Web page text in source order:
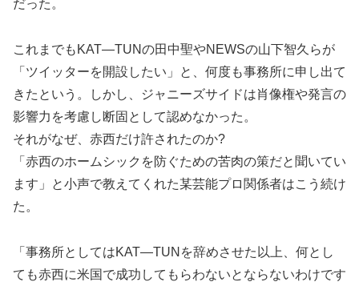
だった。
これまでもKAT―TUNの田中聖やNEWSの山下智久らが
「ツイッターを開設したい」と、何度も事務所に申し出て
きたという。しかし、ジャニーズサイドは肖像権や発言の
影響力を考慮し断固として認めなかった。
それがなぜ、赤西だけ許されたのか?
「赤西のホームシックを防ぐための苦肉の策だと聞いてい
ます」と小声で教えてくれた某芸能プロ関係者はこう続け
た。
「事務所としてはKAT―TUNを辞めさせた以上、何とし
ても赤西に米国で成功してもらわないとならないわけです